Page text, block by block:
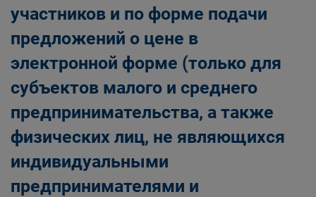
участников и по форме подачи
предложений о цене в
электронной форме (только для
субъектов малого и среднего
предпринимательства, а также
физических лиц, не являющихся
индивидуальными
предпринимателями и